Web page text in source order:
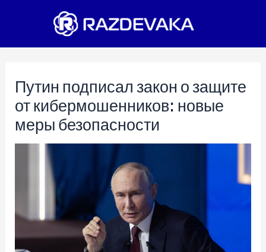
Путин подписал закон о защите
от кибермошенников: новые
меры безопасности